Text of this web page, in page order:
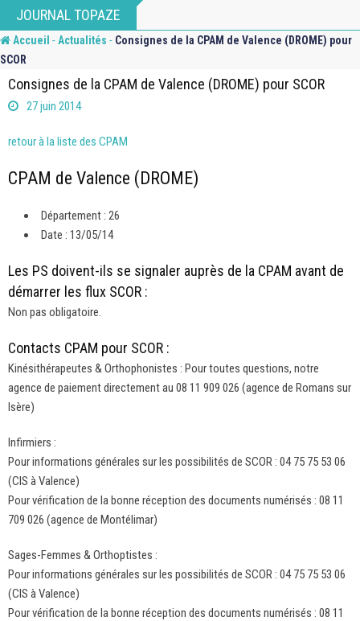
to
content
JOURNAL TOPAZE
Accueil -Actualités - Consignes de la CPAM de Valence (DROME) pour
SCOR
Consignes de la CPAM de Valence (DROME) pour SCOR
27 juin 2014
retour à la liste des CPAM
CPAM de Valence (DROME)
Département : 26
Date : 13/05/14
Les PS doivent-ils se signaler auprès de la CPAM avant de
démarrer les flux SCOR :
Non pas obligatoire.
Contacts CPAM pour SCOR :
Kinésithérapeutes & Orthophonistes : Pour toutes questions, notre
agence de paiement directement au 08 11 909 026 (agence de Romans sur
Isère)
Infirmiers :
Pour informations générales sur les possibilités de SCOR : 04 75 75 53 06
(CIS à Valence)
Pour vérification de la bonne réception des documents numérisés : 08 11
709 026 (agence de Montélimar)
Sages-Femmes & Orthoptistes :
Pour informations générales sur les possibilités de SCOR : 04 75 75 53 06
(CIS à Valence)
Pour vérification de la bonne réception des documents numérisés : 08 11